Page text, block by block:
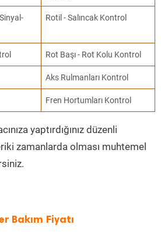
Rotil - Salıncak Kontrol
Rot Başı - Rot Kolu Kontrol
Aks Rulmanları Kontrol
Fren Hortumları Kontrol
yaptırdığınız düzenli
zamanlarda olması muhtemel
Bakım Fiyatı